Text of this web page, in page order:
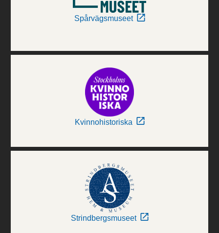
Spårvägsmuseet
Kvinnohistoriska
Strindbergsmuseet